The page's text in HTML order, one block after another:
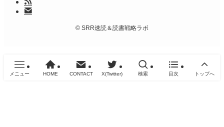
© SRR速読＆読書戦略ラボ
メニュー HOME CONTACT X(Twitter) 検索 目次 トップへ